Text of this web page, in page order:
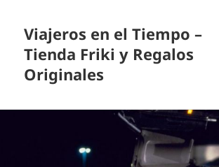
Viajeros en el Tiempo –
Tienda Friki y Regalos
Originales